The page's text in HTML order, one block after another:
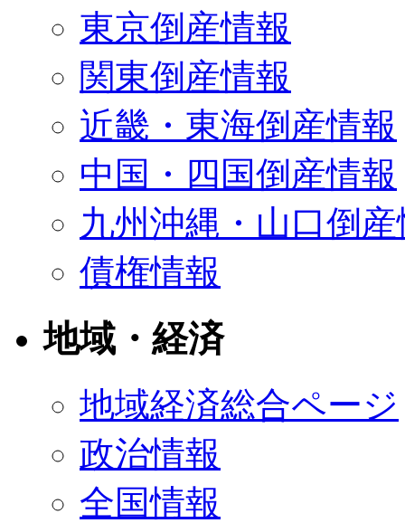
東京倒産情報
関東倒産情報
近畿・東海倒産情報
中国・四国倒産情報
九州沖縄・山口倒
債権情報
地域・経済
地域経済総合ページ
政治情報
全国情報